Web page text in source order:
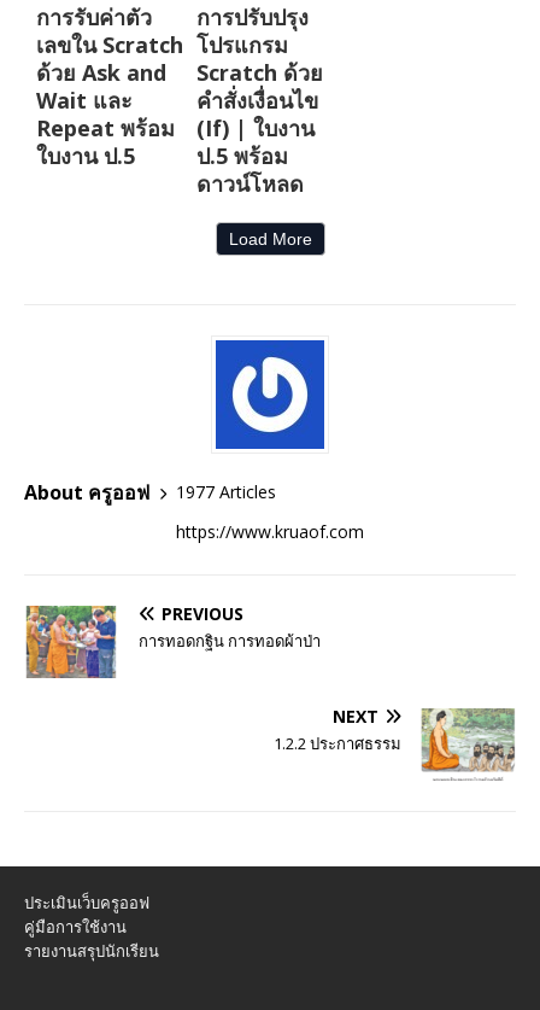
การรับค่าตัว
เลขใน Scratch
ด้วย Ask and
Wait และ
Repeat พร้อม
ใบงาน ป.5
การปรับปรุง
โปรแกรม
Scratch ด้วย
คำสั่งเงื่อนไข
(If) | ใบงาน
ป.5 พร้อม
ดาวน์โหลด
Load More
About ครูออฟ
1977 Articles
https://www.kruaof.com
PREVIOUS
การทอดกฐิน การทอดผ้าป่า
NEXT
1.2.2 ประกาศธรรม
ประเมินเว็บครูออฟ
คู่มือการใช้งาน
รายงานสรุปนักเรียน